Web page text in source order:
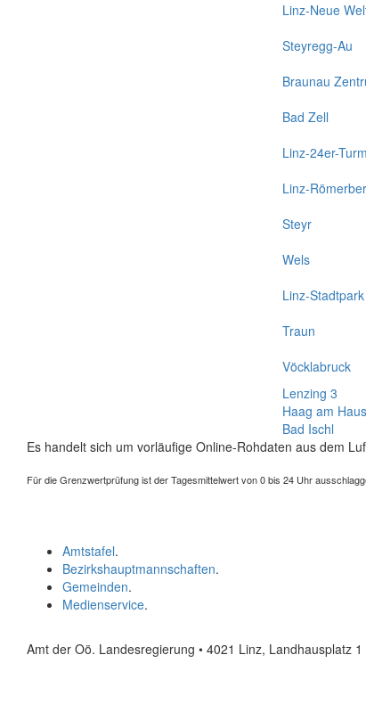
Linz-Neue
Steyregg-Au
Braunau
Bad Zell
Linz-24er-Turm
Linz-
Steyr
Wels
Linz-Stadtpark
Traun
Vöcklabruck
Lenzing 3
Haag am
Bad Ischl
Es handelt sich um vorläufige Online-Rohdaten aus dem
Für die Grenzwertprüfung ist der Tagesmittelwert von 0 bis 24 Uhr
Amtstafel.
Bezirkshauptmannschaften.
Gemeinden.
Medienservice.
Amt der Oö. Landesregierung • 4021 Linz, Landhausplatz 1